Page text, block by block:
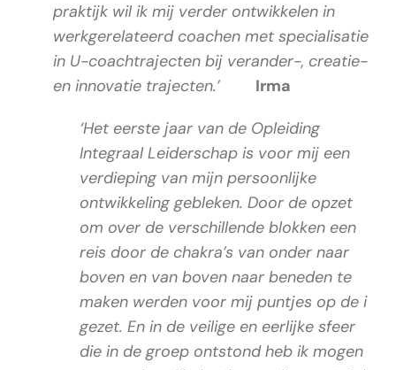
praktijk wil ik mij verder ontwikkelen in
werkgerelateerd coachen met specialisatie
in U-coachtrajecten bij verander-, creatie-
en innovatie trajecten.’
Irma
‘Het eerste jaar van de Opleiding
Integraal Leiderschap is voor mij een
verdieping van mijn persoonlijke
ontwikkeling gebleken. Door de opzet
om over de verschillende blokken een
reis door de chakra’s van onder naar
boven en van boven naar beneden te
maken werden voor mij puntjes op de i
gezet. En in de veilige en eerlijke sfeer
die in de groep ontstond heb ik mogen